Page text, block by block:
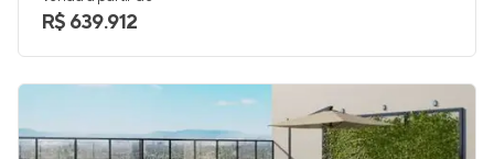
R$ 639.912